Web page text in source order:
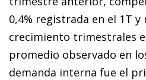
0,4% registrada en el 1T
crecimiento trimestrales
promedio observado en
demanda interna fue el